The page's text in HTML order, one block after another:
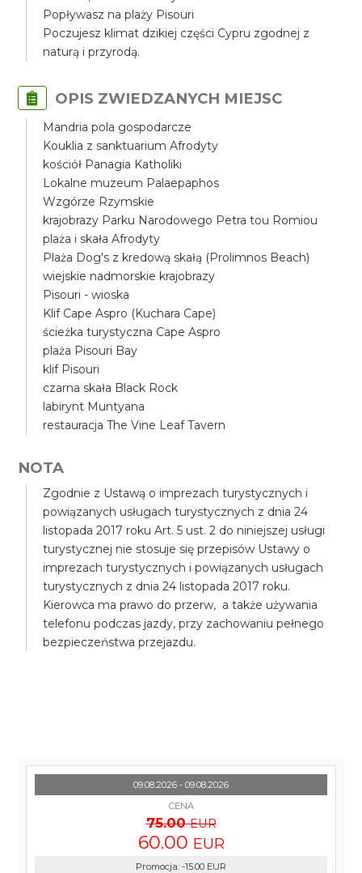
Popływasz na plaży Pisouri
Poczujesz klimat dzikiej części Cypru zgodnej z
naturą i przyrodą.
OPIS ZWIEDZANYCH MIEJSC
Mandria pola gospodarcze
Kouklia z sanktuarium Afrodyty
kościół Panagia Katholiki
Lokalne muzeum Palaepaphos
Wzgórze Rzymskie
krajobrazy Parku Narodowego Petra tou Romiou
plaża i skała Afrodyty
Plaża Dog's z kredową skałą (Prolimnos Beach)
wiejskie nadmorskie krajobrazy
Pisouri - wioska
Klif Cape Aspro (Kuchara Cape)
ścieżka turystyczna Cape Aspro
plaża Pisouri Bay
klif Pisouri
czarna skała Black Rock
labirynt Muntyana
restauracja The Vine Leaf Tavern
NOTA
Zgodnie z Ustawą o imprezach turystycznych i
powiązanych usługach turystycznych z dnia 24
listopada 2017 roku Art. 5 ust. 2 do niniejszej usługi
turystycznej nie stosuje się przepisów Ustawy o
imprezach turystycznych i powiązanych usługach
turystycznych z dnia 24 listopada 2017 roku.
Kierowca ma prawo do przerw, a także używania
telefonu podczas jazdy, przy zachowaniu pełnego
bezpieczeństwa przejazdu.
09.08.2026 - 09.08.2026
CENA
75.00 EUR
60.00 EUR
Promocja: -15.00 EUR